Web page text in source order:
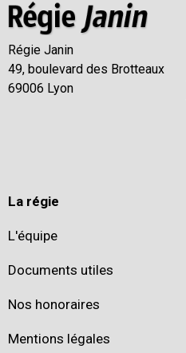
Régie Janin
49, boulevard des Brotteaux
69006 Lyon
La régie
L'équipe
Documents utiles
Nos honoraires
Mentions légales